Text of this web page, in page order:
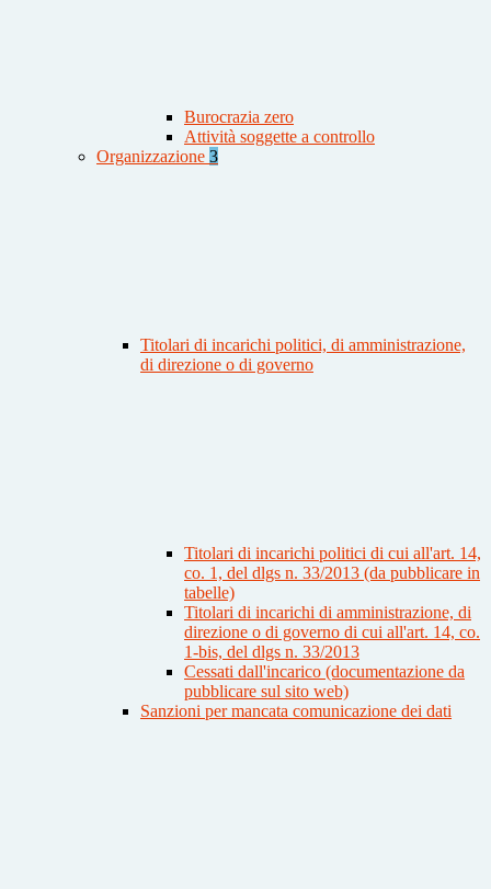
Burocrazia zero
Attività soggette a controllo
Organizzazione 3
Titolari di incarichi politici, di amministrazione,
di direzione o di governo
Titolari di incarichi politici di cui all'art. 14,
co. 1, del dlgs n. 33/2013 (da pubblicare in
tabelle)
Titolari di incarichi di amministrazione, di
direzione o di governo di cui all'art. 14, co.
1-bis, del dlgs n. 33/2013
Cessati dall'incarico (documentazione da
pubblicare sul sito web)
Sanzioni per mancata comunicazione dei dati